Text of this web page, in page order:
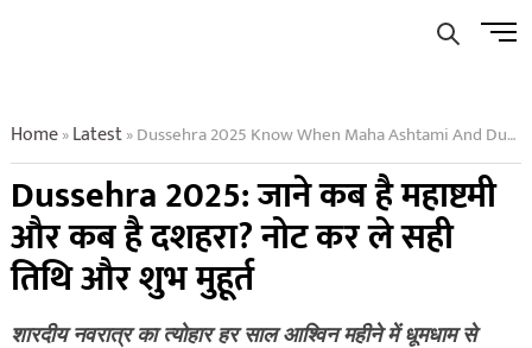
Menu
Home»Latest»Dussehra 2025 Know When Maha Ashtami And Dussehra Are Note The Correct Dates And Auspicious Times
Dussehra 2025: जाने कब है महाष्टमी
और कब है दशहरा? नोट कर ले सही
तिथि और शुभ मुहूर्त
शारदीय नवरात्र का त्योहार हर साल आश्विन महीने में धूमधाम से